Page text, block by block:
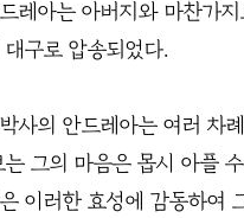
레아는 아버지와 마찬가
구로 압송되었다.
사의 안드레아는 여러 차
그의 마음은 몹시 아플
이러한 효성에 감동하여